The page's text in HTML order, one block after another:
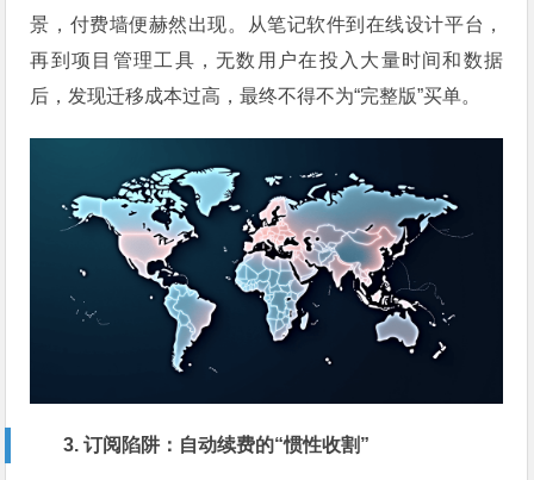
景，付费墙便赫然出现。从笔记软件到在线设计平台，
再到项目管理工具，无数用户在投入大量时间和数据
后，发现迁移成本过高，最终不得不为“完整版”买单。
3. 订阅陷阱：自动续费的“惯性收割”